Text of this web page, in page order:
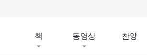
책 동영상 찬양